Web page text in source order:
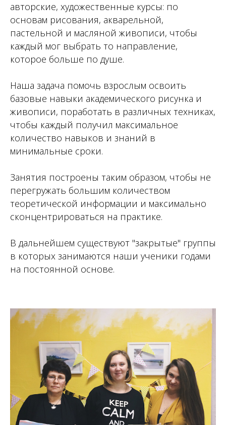
авторские, художественные курсы: по
основам рисования, акварельной,
пастельной и масляной живописи, чтобы
каждый мог выбрать то направление,
которое больше по душе.
Наша задача помочь взрослым освоить
базовые навыки академического рисунка и
живописи, поработать в различных техниках,
чтобы каждый получил максимальное
количество навыков и знаний в
минимальные сроки.
Занятия построены таким образом, чтобы не
перегружать большим количеством
теоретической информации и максимально
сконцентрироваться на практике.
В дальнейшем существуют "закрытые" группы
в которых занимаются наши ученики годами
на постоянной основе.